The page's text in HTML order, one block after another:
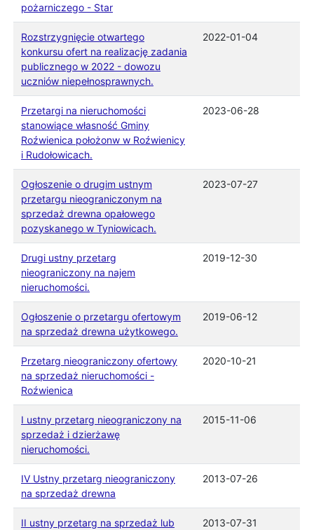
pożarniczego - Star
Rozstrzygnięcie otwartego
konkursu ofert na realizację zadania
publicznego w 2022 - dowozu
uczniów niepełnosprawnych.
2022-01-04
Przetargi na nieruchomości
stanowiące własność Gminy
Roźwienica położonw w Roźwienicy
i Rudołowicach.
2023-06-28
Ogłoszenie o drugim ustnym
przetargu nieograniczonym na
sprzedaż drewna opałowego
pozyskanego w Tyniowicach.
2023-07-27
Drugi ustny przetarg
nieograniczony na najem
nieruchomości.
2019-12-30
Ogłoszenie o przetargu ofertowym
na sprzedaż drewna użytkowego.
2019-06-12
Przetarg nieograniczony ofertowy
na sprzedaż nieruchomości -
Roźwienica
2020-10-21
I ustny przetarg nieograniczony na
sprzedaż i dzierżawę
nieruchomości.
2015-11-06
IV Ustny przetarg nieograniczony
na sprzedaż drewna
2013-07-26
II ustny przetarg na sprzedaż lub
2013-07-31